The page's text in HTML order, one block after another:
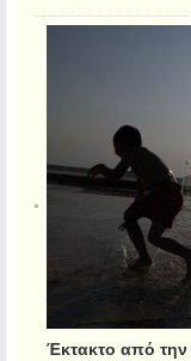
Έκτακτο από την